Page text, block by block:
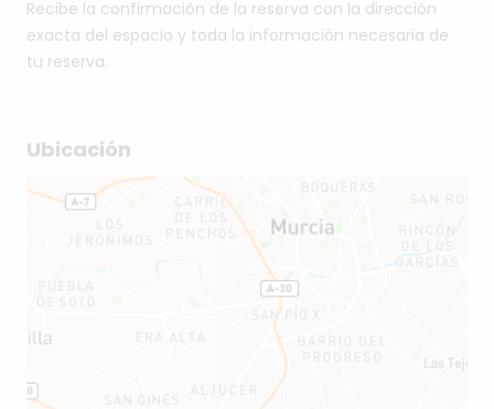
Recibe la confirmación de la reserva con la dirección
exacta del espacio y toda la información necesaria de
tu reserva.
Ubicación